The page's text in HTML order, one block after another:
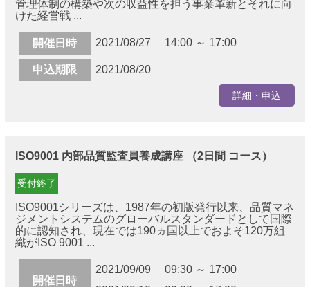
管理体制の構築や次の収益性を担う事業革新とそれに向
けた経営戦 ...
開催日時 2021/08/27 14:00 ～ 17:00
申込期限 2021/08/20
詳細・申込
ISO9001 内部品質監査員養成講座 （2日間 コース）
受付終了
ISO9001シリーズは、1987年の初版発行以来、品質マネ
ジメントシステムのグローバルスタンダードとして国際
的に認知され、現在では190ヵ国以上でおよそ120万組
織がISO 9001 ...
開催日時
2021/09/09 09:30 ～ 17:00